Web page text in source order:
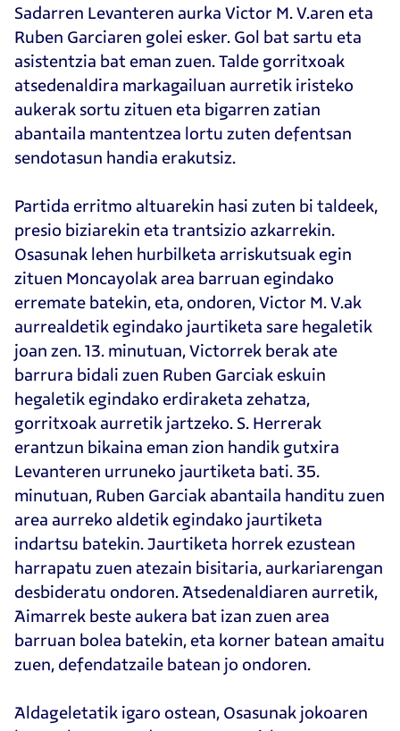
Sadarren Levanteren aurka Victor M. V.aren eta
Ruben Garciaren golei esker. Gol bat sartu eta
asistentzia bat eman zuen. Talde gorritxoak
atsedenaldira markagailuan aurretik iristeko
aukerak sortu zituen eta bigarren zatian
abantaila mantentzea lortu zuten defentsan
sendotasun handia erakutsiz.
Partida erritmo altuarekin hasi zuten bi taldeek,
presio biziarekin eta trantsizio azkarrekin.
Osasunak lehen hurbilketa arriskutsuak egin
zituen Moncayolak area barruan egindako
erremate batekin, eta, ondoren, Victor M. V.ak
aurrealdetik egindako jaurtiketa sare hegaletik
joan zen. 13. minutuan, Victorrek berak ate
barrura bidali zuen Ruben Garciak eskuin
hegaletik egindako erdiraketa zehatza,
gorritxoak aurretik jartzeko. S. Herrerak
erantzun bikaina eman zion handik gutxira
Levanteren urruneko jaurtiketa bati. 35.
minutuan, Ruben Garciak abantaila handitu zuen
area aurreko aldetik egindako jaurtiketa
indartsu batekin. Jaurtiketa horrek ezustean
harrapatu zuen atezain bisitaria, aurkariarengan
desbideratu ondoren. Atsedenaldiaren aurretik,
Aimarrek beste aukera bat izan zuen area
barruan bolea batekin, eta korner batean amaitu
zuen, defendatzaile batean jo ondoren.
Aldageletatik igaro ostean, Osasunak jokoaren